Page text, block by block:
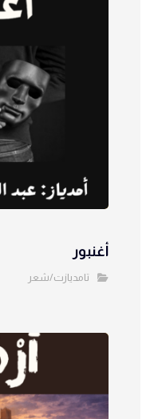
أغنبور
تامديازت/شعر